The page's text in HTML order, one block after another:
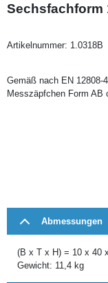
Sechsfachform
Artikelnummer: 1.0318B
Gemäß nach EN 12808-
Messzäpfchen Form AB
Abmessungen
(B x T x H) = 10 x 40
Gewicht: 11,4 kg